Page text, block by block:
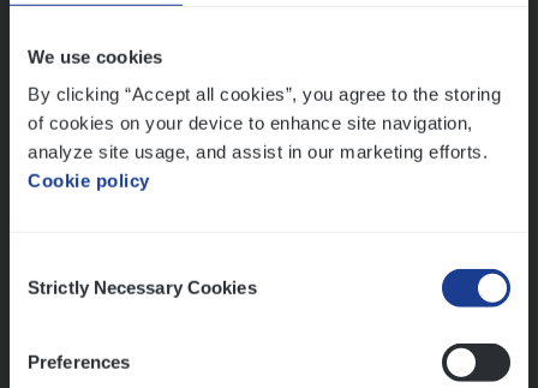
We use cookies
By clicking “Accept all cookies”, you agree to the storing
of cookies on your device to enhance site navigation,
analyze site usage, and assist in our marketing efforts.
Cookie policy
Selection
Strictly Necessary Cookies
Preferences
Dos­sier­be­heer­der ver­ze­ke­rin­gen — Soci­al
Pro­fit en Public
Insurance Operations
Antwerpen
Lees onze verhalen
Meer dan collega’s: hoe Julie en Aurélie elkaar
versterken